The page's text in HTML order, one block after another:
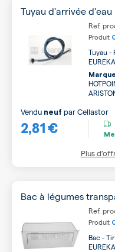
Tuyau d'arrivée d'eau
Ref.
Produit
Tuyau -
EUREKA
2,81 €
Vendu neuf parCellastor
Plus
Bac à légumes
Ref.
Produit
Bac -
EUREKA